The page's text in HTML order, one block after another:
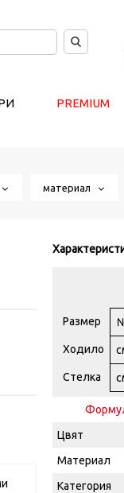
PREMIUM
материал
Размер
Ходило
Стелка
Цвят
Материал
Категория